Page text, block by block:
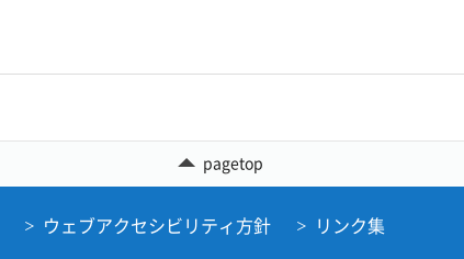
pagetop
ウェブアクセシビリティ方針 リンク集